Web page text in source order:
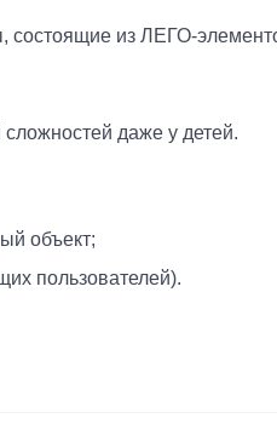
из ЛЕГО-
даже у детей.
объект;
пользователей).